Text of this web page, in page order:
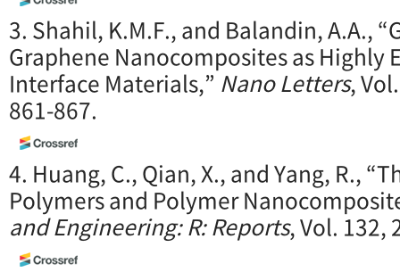
3. Shahil, K.M.F., and Balandin, A.A.,
Graphene Nanocomposites as Highly
Interface Materials,” Nano Letters,
861-867.
4. Huang, C., Qian, X., and Yang, R.,
Polymers and Polymer
and Engineering: R: Reports, Vol. 132,